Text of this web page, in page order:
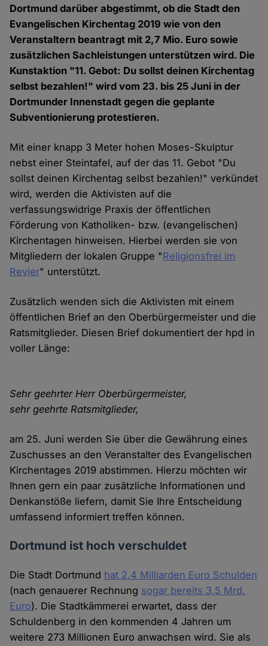
Dortmund darüber abgestimmt, ob die Stadt den
Evangelischen Kirchentag 2019 wie von den
Veranstaltern beantragt mit 2,7 Mio. Euro sowie
zusätzlichen Sachleistungen unterstützen wird. Die
Kunstaktion "11. Gebot: Du sollst deinen Kirchentag
selbst bezahlen!" wird vom 23. bis 25 Juni in der
Dortmunder Innenstadt gegen die geplante
Subventionierung protestieren.
Mit einer knapp 3 Meter hohen Moses-Skulptur
nebst einer Steintafel, auf der das 11. Gebot "Du
sollst deinen Kirchentag selbst bezahlen!" verkündet
wird, werden die Aktivisten auf die
verfassungswidrige Praxis der öffentlichen
Förderung von Katholiken- bzw. (evangelischen)
Kirchentagen hinweisen. Hierbei werden sie von
Mitgliedern der lokalen Gruppe "Religionsfrei im
Revier" unterstützt.
Zusätzlich wenden sich die Aktivisten mit einem
öffentlichen Brief an den Oberbürgermeister und die
Ratsmitglieder. Diesen Brief dokumentiert der hpd in
voller Länge:
Sehr geehrter Herr Oberbürgermeister,
sehr geehrte Ratsmitglieder,
am 25. Juni werden Sie über die Gewährung eines
Zuschusses an den Veranstalter des Evangelischen
Kirchentages 2019 abstimmen. Hierzu möchten wir
Ihnen gern ein paar zusätzliche Informationen und
Denkanstöße liefern, damit Sie Ihre Entscheidung
umfassend informiert treffen können.
Dortmund ist hoch verschuldet
Die Stadt Dortmund hat 2,4 Milliarden Euro Schulden
(nach genauerer Rechnung sogar bereits 3,5 Mrd.
Euro). Die Stadtkämmerei erwartet, dass der
Schuldenberg in den kommenden 4 Jahren um
weitere 273 Millionen Euro anwachsen wird. Sie als